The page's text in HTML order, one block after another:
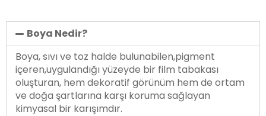
Boya Nedir?
Boya, sıvı ve toz halde bulunabilen,pigment
içeren,uygulandığı yüzeyde bir film tabakası
oluşturan, hem dekoratif görünüm hem de ortam
ve doğa şartlarına karşı koruma sağlayan
kimyasal bir karışımdır.